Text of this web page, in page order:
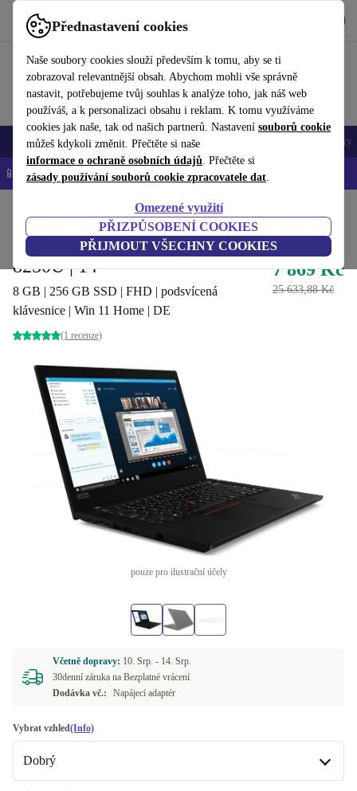
Přednastavení cookies
Naše soubory cookies slouží především k tomu, aby se ti
zobrazoval relevantnější obsah. Abychom mohli vše správně
nastavit, potřebujeme tvůj souhlas k analýze toho, jak náš web
používáš, a k personalizaci obsahu i reklam. K tomu využíváme
cookies jak naše, tak od našich partnerů. Nastavení souborů cookie
můžeš kdykoli změnit. Přečtěte si naše
informace o ochraně osobních údajů. Přečtěte si
zásady používání souborů cookie zpracovatele dat.
Omezené využití
PŘIZPŮSOBENÍ COOKIES
PŘIJMOUT VŠECHNY COOKIES
Používejte refurbed rychle a snadno
Mobily a smartphony Notebooky Tablety Doplňky
📱 -5 % NAVÍC na všechny iPhony – kód: IPHONEDEAL-
Notebooky Notebooky Lenovo
Lenovo ThinkPad L490 | i5-
8250U | 14"
8 GB | 256 GB SSD | FHD | podsvícená
klávesnice | Win 11 Home | DE
(1 recenze)
7 869 Kč
25 633,88 Kč
pouze pro ilustrační účely
Včetně dopravy: 10. Srp. - 14. Srp.
30denní záruka na Bezplatné vrácení
Dodávka vč.:
Napájecí adaptér
Vybrat vzhled(Info)
Dobrý